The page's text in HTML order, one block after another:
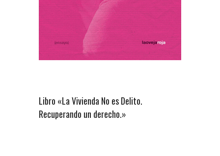
Libro «La Vivienda No es Delito.
Recuperando un derecho.»